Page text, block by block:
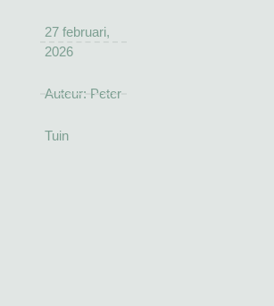
27 februari,
2026
Auteur: Peter
Tuin